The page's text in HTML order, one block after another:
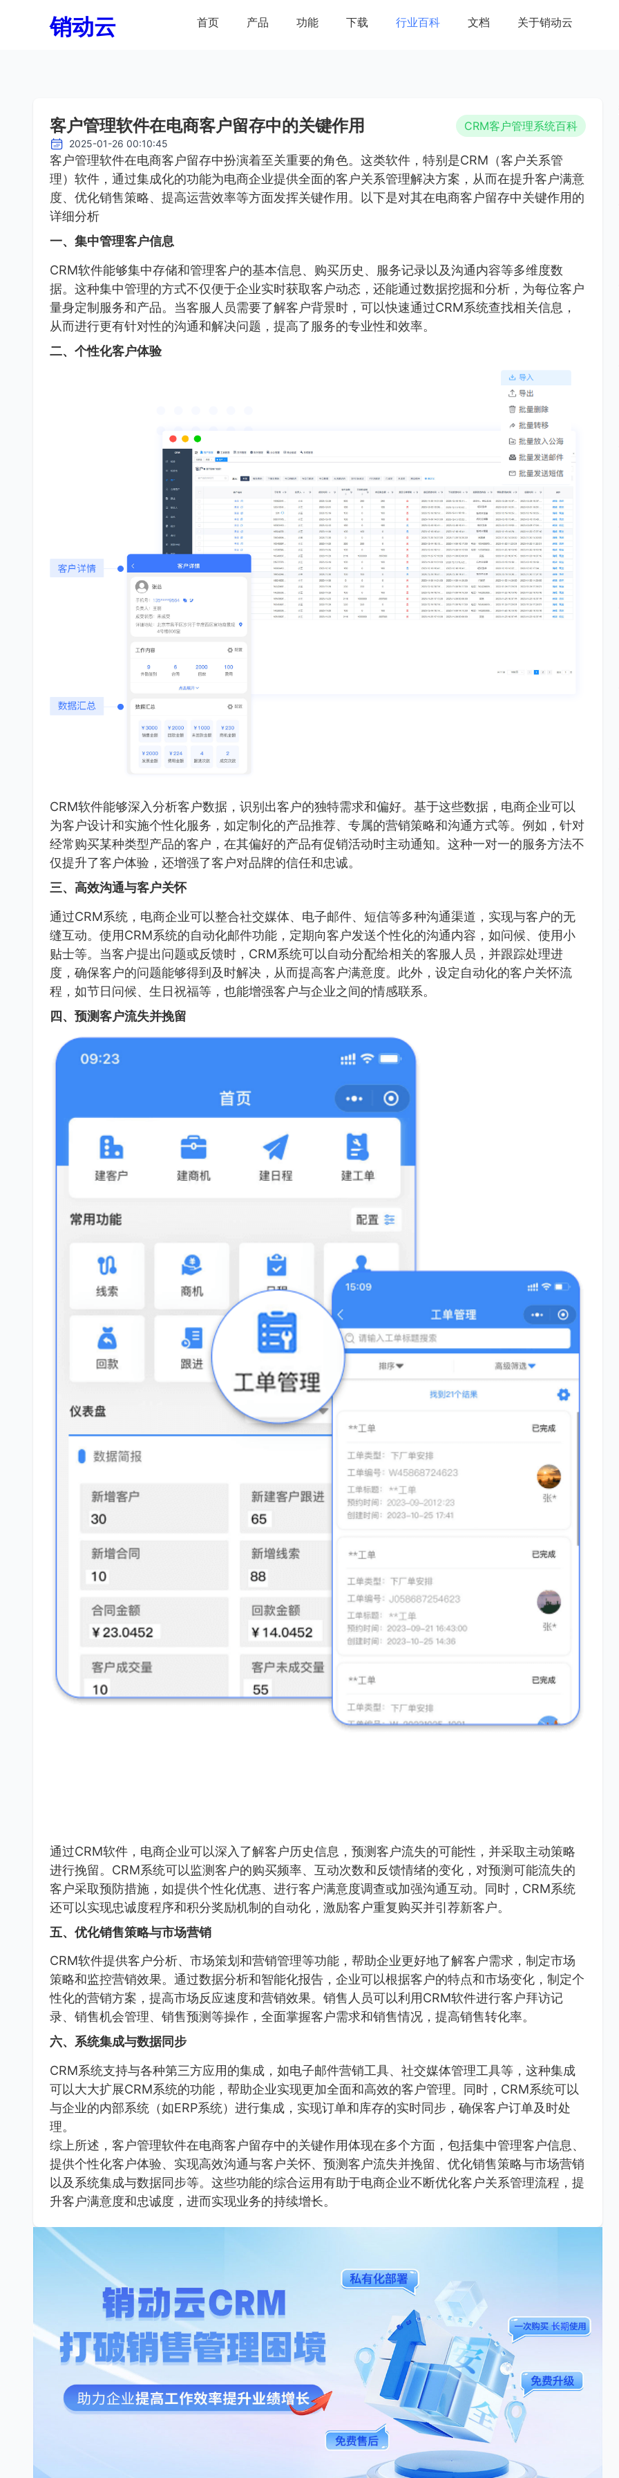
销动云 首页 产品 功能 下载 行业百科 文档 关于销动云
客户管理软件在电商客户留存中的关键作用 CRM客户管理系统百科
2025-01-26 00:10:45
客户管理软件在电商客户留存中扮演着至关重要的角色。这类软件，特别是CRM（客户关系管
理）软件，通过集成化的功能为电商企业提供全面的客户关系管理解决方案，从而在提升客户满意
度、优化销售策略、提高运营效率等方面发挥关键作用。以下是对其在电商客户留存中关键作用的
详细分析
一、集中管理客户信息
CRM软件能够集中存储和管理客户的基本信息、购买历史、服务记录以及沟通内容等多维度数
据。这种集中管理的方式不仅便于企业实时获取客户动态，还能通过数据挖掘和分析，为每位客户
量身定制服务和产品。当客服人员需要了解客户背景时，可以快速通过CRM系统查找相关信息，
从而进行更有针对性的沟通和解决问题，提高了服务的专业性和效率。
二、个性化客户体验
CRM软件能够深入分析客户数据，识别出客户的独特需求和偏好。基于这些数据，电商企业可以
为客户设计和实施个性化服务，如定制化的产品推荐、专属的营销策略和沟通方式等。例如，针对
经常购买某种类型产品的客户，在其偏好的产品有促销活动时主动通知。这种一对一的服务方法不
仅提升了客户体验，还增强了客户对品牌的信任和忠诚。
三、高效沟通与客户关怀
通过CRM系统，电商企业可以整合社交媒体、电子邮件、短信等多种沟通渠道，实现与客户的无
缝互动。使用CRM系统的自动化邮件功能，定期向客户发送个性化的沟通内容，如问候、使用小
贴士等。当客户提出问题或反馈时，CRM系统可以自动分配给相关的客服人员，并跟踪处理进
度，确保客户的问题能够得到及时解决，从而提高客户满意度。此外，设定自动化的客户关怀流
程，如节日问候、生日祝福等，也能增强客户与企业之间的情感联系。
四、预测客户流失并挽留
通过CRM软件，电商企业可以深入了解客户历史信息，预测客户流失的可能性，并采取主动策略
进行挽留。CRM系统可以监测客户的购买频率、互动次数和反馈情绪的变化，对预测可能流失的
客户采取预防措施，如提供个性化优惠、进行客户满意度调查或加强沟通互动。同时，CRM系统
还可以实现忠诚度程序和积分奖励机制的自动化，激励客户重复购买并引荐新客户。
五、优化销售策略与市场营销
CRM软件提供客户分析、市场策划和营销管理等功能，帮助企业更好地了解客户需求，制定市场
策略和监控营销效果。通过数据分析和智能化报告，企业可以根据客户的特点和市场变化，制定个
性化的营销方案，提高市场反应速度和营销效果。销售人员可以利用CRM软件进行客户拜访记
录、销售机会管理、销售预测等操作，全面掌握客户需求和销售情况，提高销售转化率。
六、系统集成与数据同步
CRM系统支持与各种第三方应用的集成，如电子邮件营销工具、社交媒体管理工具等，这种集成
可以大大扩展CRM系统的功能，帮助企业实现更加全面和高效的客户管理。同时，CRM系统可以
与企业的内部系统（如ERP系统）进行集成，实现订单和库存的实时同步，确保客户订单及时处
理。
综上所述，客户管理软件在电商客户留存中的关键作用体现在多个方面，包括集中管理客户信息、
提供个性化客户体验、实现高效沟通与客户关怀、预测客户流失并挽留、优化销售策略与市场营销
以及系统集成与数据同步等。这些功能的综合运用有助于电商企业不断优化客户关系管理流程，提
升客户满意度和忠诚度，进而实现业务的持续增长。